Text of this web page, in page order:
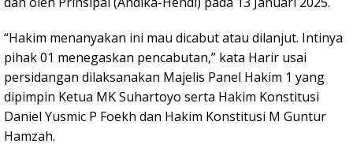
“Hakim menanyakan ini mau dicabut atau dilanjut. Intinya
pihak 01 menegaskan pencabutan,” kata Harir usai
persidangan dilaksanakan Majelis Panel Hakim 1 yang
dipimpin Ketua MK Suhartoyo serta Hakim Konstitusi
Daniel Yusmic P Foekh dan Hakim Konstitusi M Guntur
Hamzah.